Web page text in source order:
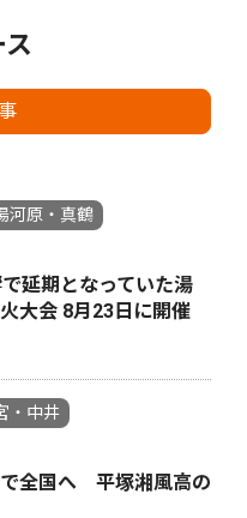
河原・真鶴
延期となっていた湯
大会 8月23日に開催
・中井
全国へ 平塚湘風高の